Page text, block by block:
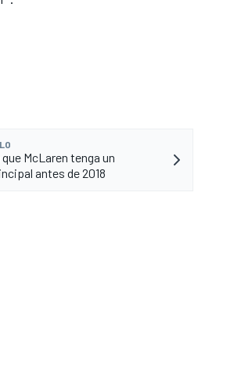
McLaren tenga un
antes de 2018